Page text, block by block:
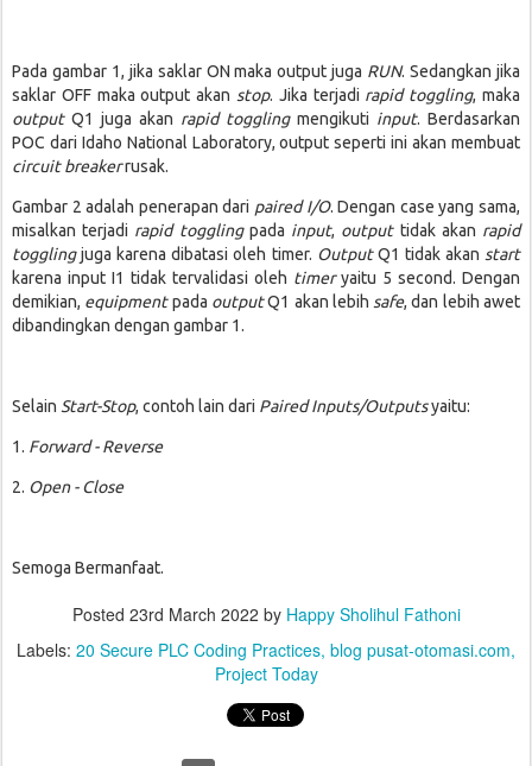
Pada gambar 1, jika saklar ON maka output juga RUN. Sedangkan jika
saklar OFF maka output akan stop. Jika terjadi rapid toggling, maka
output Q1 juga akan rapid togglingmengikuti input. Berdasarkan
POC dari Idaho National Laboratory, output seperti ini akan membuat
circuit breakerrusak.
Gambar 2 adalah penerapan dari paired I/O. Dengan case yang sama,
misalkan terjadi rapid togglingpada input, output tidak akan rapid
togglingjuga karena dibatasi oleh timer. OutputQ1 tidak akan start
karena input I1 tidak tervalidasi oleh timeryaitu 5 second. Dengan
demikian, equipmentpada outputQ1 akan lebih safe, dan lebih awet
dibandingkan dengan gambar 1.
Selain Start-Stop, contoh lain dari Paired Inputs/Outputsyaitu:
1. Forward - Reverse
2. Open - Close
Semoga Bermanfaat.
Posted 23rd March 2022 by Happy Sholihul Fathoni
Labels: 20 Secure PLC Coding Practices blog pusat-otomasi.com
Project Today